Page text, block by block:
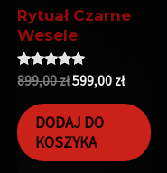
Rytuał Czarne
Wesele
Oceniono
5.00
na 5
899,00zł599,00 zł
DODAJ DO
KOSZYKA